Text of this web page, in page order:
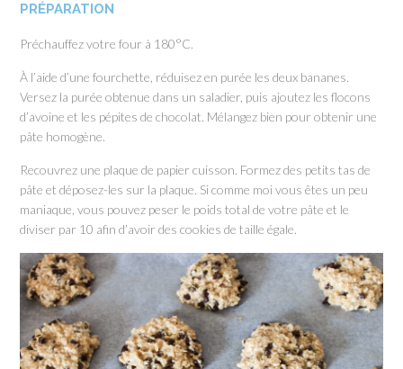
PRÉPARATION
Préchauffez votre four à 180°C.
À l’aide d’une fourchette, réduisez en purée les deux bananes.
Versez la purée obtenue dans un saladier, puis ajoutez les flocons
d’avoine et les pépites de chocolat. Mélangez bien pour obtenir une
pâte homogène.
Recouvrez une plaque de papier cuisson. Formez des petits tas de
pâte et déposez-les sur la plaque. Si comme moi vous êtes un peu
maniaque, vous pouvez peser le poids total de votre pâte et le
diviser par 10 afin d’avoir des cookies de taille égale.